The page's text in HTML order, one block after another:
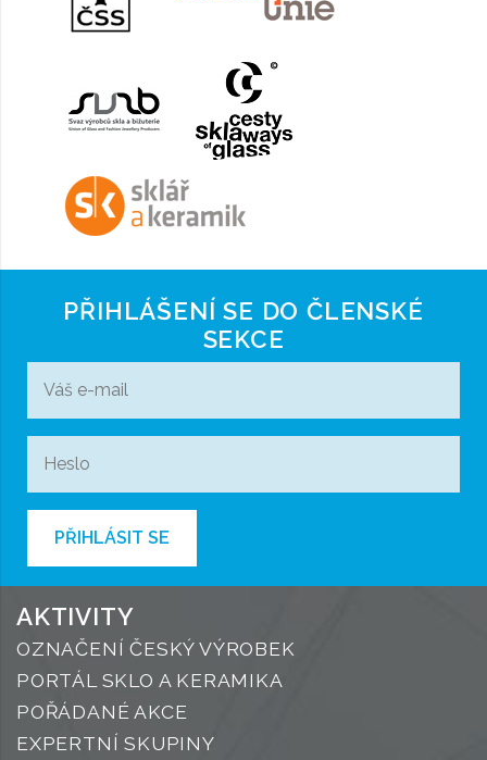
PŘIHLÁŠENÍ SE DO ČLENSKÉ
SEKCE
PŘIHLÁSIT SE
AKTIVITY
OZNAČENÍ ČESKÝ VÝROBEK
PORTÁL SKLO A KERAMIKA
POŘÁDANÉ AKCE
EXPERTNÍ SKUPINY